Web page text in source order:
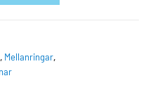
, Mellanringar,